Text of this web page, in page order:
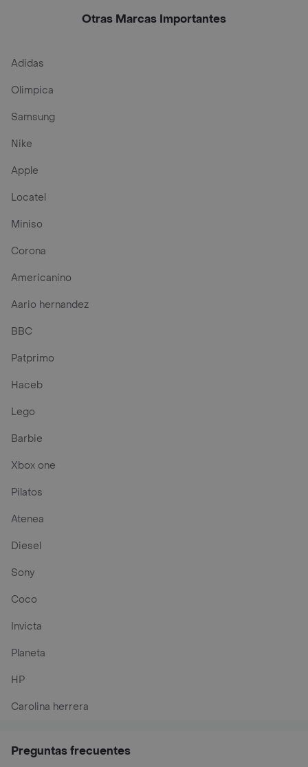
Otras Marcas Importantes
Adidas
Olimpica
Samsung
Nike
Apple
Locatel
Miniso
Corona
Americanino
Aario hernandez
BBC
Patprimo
Haceb
Lego
Barbie
Xbox one
Pilatos
Atenea
Diesel
Sony
Coco
Invicta
Planeta
HP
Carolina herrera
Preguntas frecuentes